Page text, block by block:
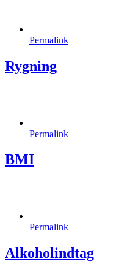
Permalink
Rygning
Permalink
BMI
Permalink
Alkoholindtag